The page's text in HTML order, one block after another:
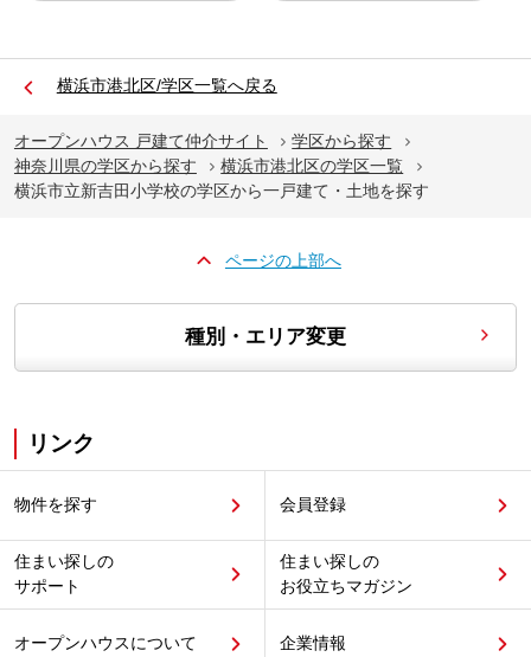
横浜市港北区/学区一覧へ戻る
オープンハウス 戸建て仲介サイト
学区から探す
神奈川県の学区から探す
横浜市港北区の学区一覧
横浜市立新吉田小学校の学区から一戸建て・土地を探す
ページの上部へ
種別・エリア変更
リンク
物件を探す 会員登録
住まい探しの
サポート
住まい探しの
お役立ちマガジン
オープンハウスについて 企業情報